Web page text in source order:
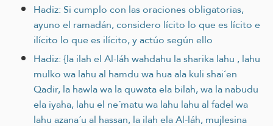
Hadiz: Si cumplo con las oraciones obligatorias,
ayuno el ramadán, considero lícito lo que es lícito e
ilícito lo que es ilícito, y actúo según ello
Hadiz: {la ilah el Al-láh wahdahu la sharika lahu , lahu
mulko wa lahu al hamdu wa hua ala kuli shai´en
Qadir, la hawla wa la quwata ela bilah, wa la nabudu
ela iyaha, lahu el ne´matu wa lahu lahu al fadel wa
lahu azana´u al hassan, la ilah ela Al-láh, mujlesina